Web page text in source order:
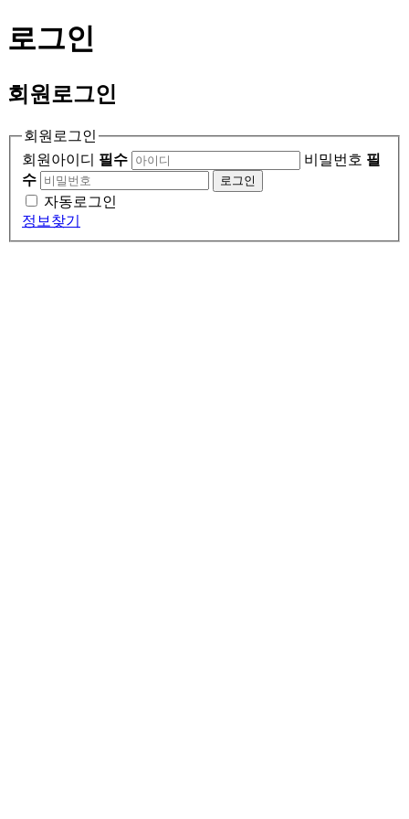
로그인
회원 로그인
회원로그인
회원아이디 필수 비밀번호 필
수
로그인
자동로그인
정보찾기